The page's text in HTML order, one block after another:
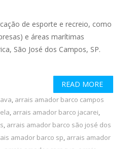
de esporte e recreio, como
e áreas marítimas
São José dos Campos, SP.
READ MORE
, arrais amador barco campos
, arrais amador barco jacarei,
, arrais amador barco são josé dos
amador barco sp, arrais amador